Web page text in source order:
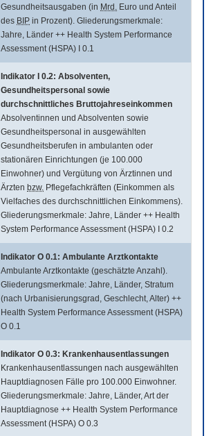
Gesundheitsausgaben (in Mrd. Euro und Anteil
des BIP in Prozent). Gliederungsmerkmale:
Jahre, Länder ++ Health System Performance
Assessment (HSPA) I 0.1
Indikator I 0.2: Absolventen,
Gesundheitspersonal sowie
durchschnittliches Bruttojahreseinkommen
Absolventinnen und Absolventen sowie
Gesundheitspersonal in ausgewählten
Gesundheitsberufen in ambulanten oder
stationären Einrichtungen (je 100.000
Einwohner) und Vergütung von Ärztinnen und
Ärzten bzw. Pflegefachkräften (Einkommen als
Vielfaches des durchschnittlichen Einkommens).
Gliederungsmerkmale: Jahre, Länder ++ Health
System Performance Assessment (HSPA) I 0.2
Indikator O 0.1: Ambulante Arztkontakte
Ambulante Arztkontakte (geschätzte Anzahl).
Gliederungsmerkmale: Jahre, Länder, Stratum
(nach Urbanisierungsgrad, Geschlecht, Alter) ++
Health System Performance Assessment (HSPA)
O 0.1
Indikator O 0.3: Krankenhausentlassungen
Krankenhausentlassungen nach ausgewählten
Hauptdiagnosen Fälle pro 100.000 Einwohner.
Gliederungsmerkmale: Jahre, Länder, Art der
Hauptdiagnose ++ Health System Performance
Assessment (HSPA) O 0.3